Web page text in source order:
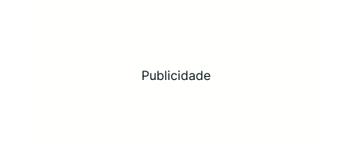
Publicidade